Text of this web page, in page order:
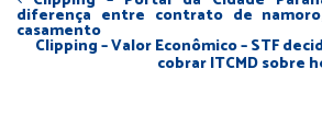
diferença entre contrato de
casamento
Clipping – Valor Econômico – STF
cobrar ITCMD sobre